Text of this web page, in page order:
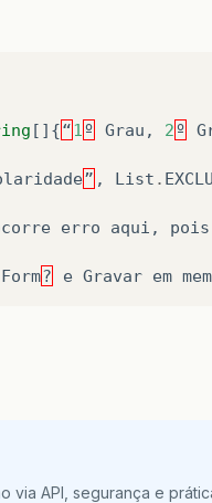
[]{“1 º Grau , 2º
” , List .
erro aqui , pois
Form? e Gravar em
via API, segurança e